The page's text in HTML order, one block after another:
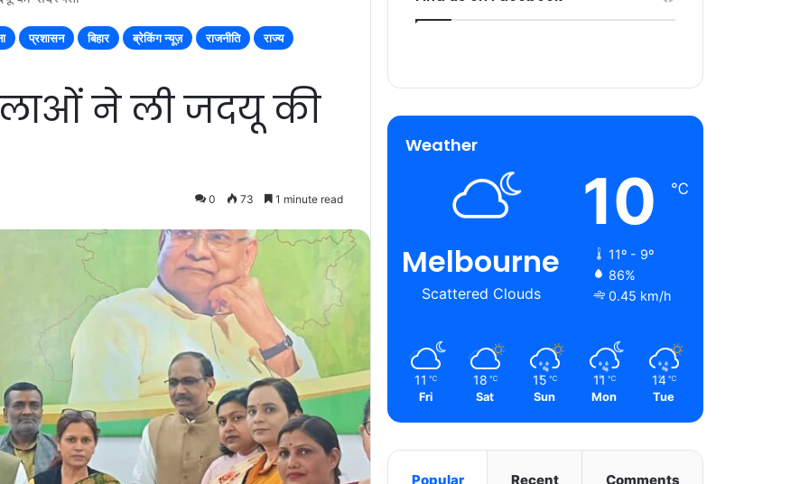
प्रशासन बिहार ब्रेकिंग न्यूज़ राजनीति
राज्य
ने ली जदयू की
0 73 1 minute read
Weather
Melbourne
Scattered Clouds
10 ℃
11º - 9º
86%
0.45 km/h
11 ℃
Fri
18 ℃
Sat
15 ℃
Sun
11 ℃
Mon
14 ℃
Tue
Popular Recent Comments